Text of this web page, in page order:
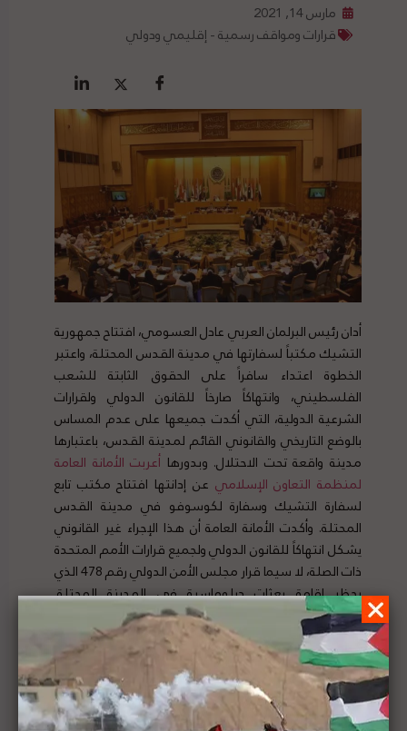
مارس 14, 2021
قرارات ومواقف رسمية - إقليمي ودولي
أدان رئيس البرلمان العربي عادل العسومي، افتتاح جمهورية
التشيك مكتباً لسفارتها في مدينة القدس المحتلة، واعتبر
الخطوة اعتداء سافراً على الحقوق الثابتة للشعب
الفلسطيني، وانتهاكاً صارخاً للقانون الدولي ولقرارات
الشرعية الدولية، التي أكدت جميعها على عدم المساس
بالوضع التاريخي والقانوني القائم لمدينة القدس، باعتبارها
مدينة واقعة تحت الاحتلال. وبدورها أعربت الأمانة العامة
لمنظمة التعاون الإسلامي عن إدانتها افتتاح مكتب تابع
لسفارة التشيك وسفارة لكوسوفو في مدينة القدس
المحتلة. وأكدت الأمانة العامة أن هذا الإجراء غير القانوني
يشكل انتهاكاً للقانون الدولي ولجميع قرارات الأمم المتحدة
ذات الصلة، لا سيما قرار مجلس الأمن الدولي رقم 478 الذي
يحظر إقامة بعثاتٍ دبلوماسية في المدينة المحتلة.
لتفاصيل الخبر ومصدره الأصلي،هنا
تقرير المشهد الحقوقي لفلسطين | العدد (62) | 7 -